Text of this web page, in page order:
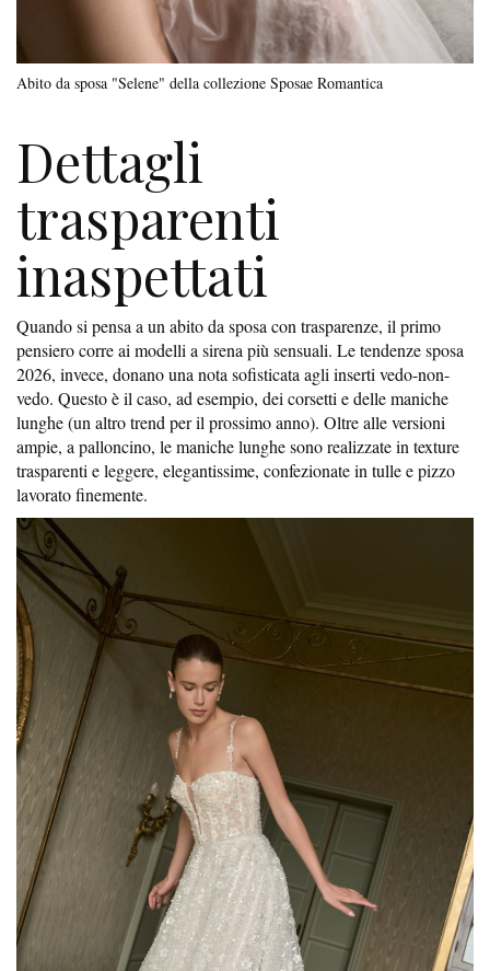
Abito da sposa "Selene" della collezione Sposae Romantica
Dettagli
trasparenti
inaspettati
Quando si pensa a un abito da sposa con trasparenze, il primo
pensiero corre ai modelli a sirena più sensuali. Le tendenze sposa
2026, invece, donano una nota sofisticata agli inserti vedo-non-
vedo. Questo è il caso, ad esempio, dei corsetti e delle maniche
lunghe (un altro trend per il prossimo anno). Oltre alle versioni
ampie, a palloncino, le maniche lunghe sono realizzate in texture
trasparenti e leggere, elegantissime, confezionate in tulle e pizzo
lavorato finemente.